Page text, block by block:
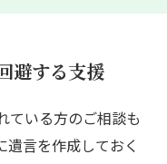
避する支援
ている方のご相談も
遺言を作成しておく